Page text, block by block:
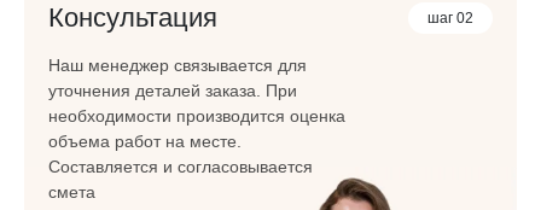
шаг 02
Консультация
Наш менеджер связывается для
уточнения деталей заказа. При
необходимости производится оценка
объема работ на месте.
Составляется и согласовывается
смета